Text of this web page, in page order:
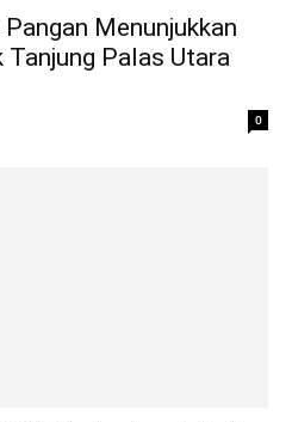
Menunjukkan
Palas Utara
0